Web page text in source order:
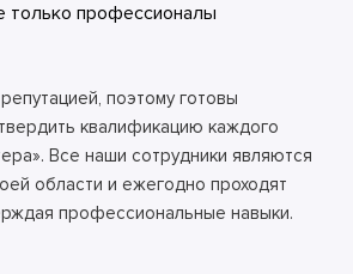
только профессионалы
поэтому готовы
квалификацию каждого
Все наши сотрудники являются
области и ежегодно проходят
профессиональные навыки.